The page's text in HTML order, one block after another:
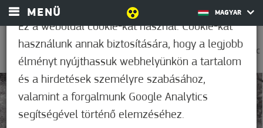
MENÜ MAGYAR
0
27,8°C
5 (4)
Ez a weboldal cookie-kat használ. Cookie-kat
használunk annak biztosítására, hogy a legjobb
élményt nyújthassuk webhelyünkön a tartalom
és a hirdetések személyre szabásához,
valamint a forgalmunk Google Analytics
segítségével történő elemzéséhez.